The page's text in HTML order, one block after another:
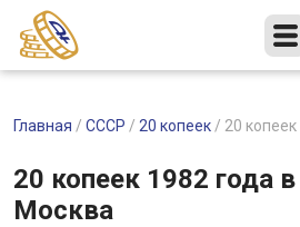
Главная / СССР / 20 копеек / 20
20 копеек 1982 года
Москва